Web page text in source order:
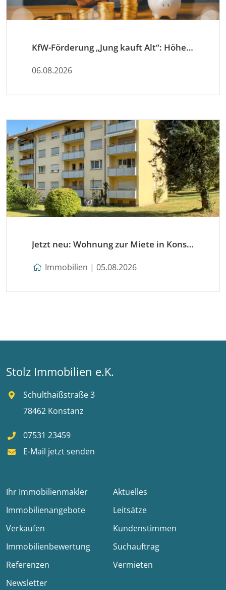
KfW-Förderung „Jung kauft Alt“: Höhere Kredite ab August 2026
06.08.2026
Jetzt neu: Wohnung zur Miete in Konstanz
Immobilien | 05.08.2026
Stolz Immobilien e.K.
Schulthaißstraße 3
78462 Konstanz
07531 23459
E-Mail jetzt senden
Ihr Immobilienmakler
Aktuelles
Immobilienangebote
Leitsätze
Verkaufen
Kundenstimmen
Immobilienbewertung
Suchauftrag
Referenzen
Vermieten
Newsletter